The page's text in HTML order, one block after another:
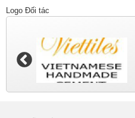
Logo Đối tác